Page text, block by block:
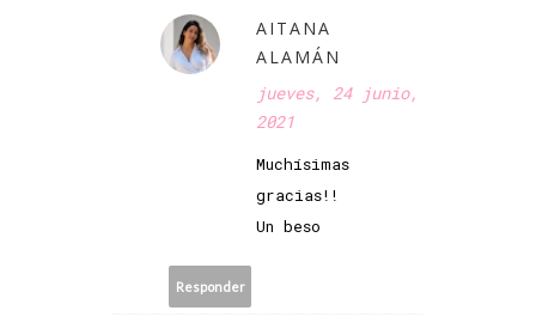
AITANA
ALAMÁN
jueves, 24 junio,
2021
Muchísimas
gracias!!
Un beso
Responder